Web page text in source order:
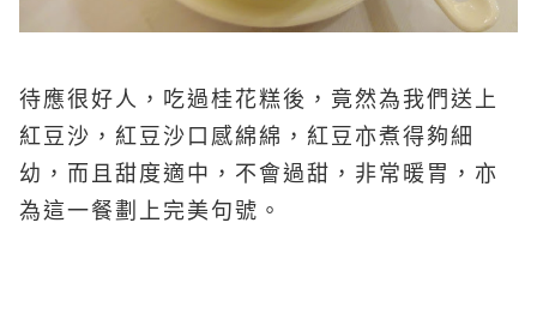
待應很好人，吃過桂花糕後，竟然為我們送上
紅豆沙，紅豆沙口感綿綿，紅豆亦煮得夠細
幼，而且甜度適中，不會過甜，非常暖胃，亦
為這一餐劃上完美句號。